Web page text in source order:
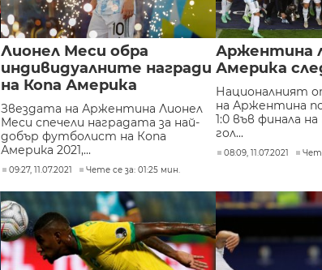
Лионел Меси обра
индивидуалните награди
на Копа Америка
Звездата на Аржентина Лионел
Меси спечели наградата за най-
добър футболист на Копа
Америка 2021,...
09:27, 11.07.2021 Чете се за: 01:25 мин.
Аржентина
Америка
Националният
на Аржентина
1:0 във финала
гол...
08:09, 11.07.2021